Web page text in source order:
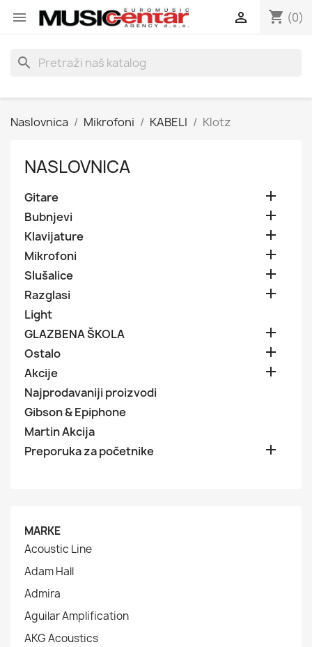
 shopping_cart (0)

search
Naslovnica Mikrofoni KABELI Klotz
NASLOVNICA
Gitare 
Bubnjevi 
Klavijature 
Mikrofoni 
Slušalice 
Razglasi 
Light
GLAZBENA ŠKOLA

Ostalo 
Akcije 
Najprodavaniji proizvodi
Gibson & Epiphone
Martin Akcija
Preporuka za početnike

MARKE
Acoustic Line
Adam Hall
Admira
Aguilar Amplification
AKG Acoustics